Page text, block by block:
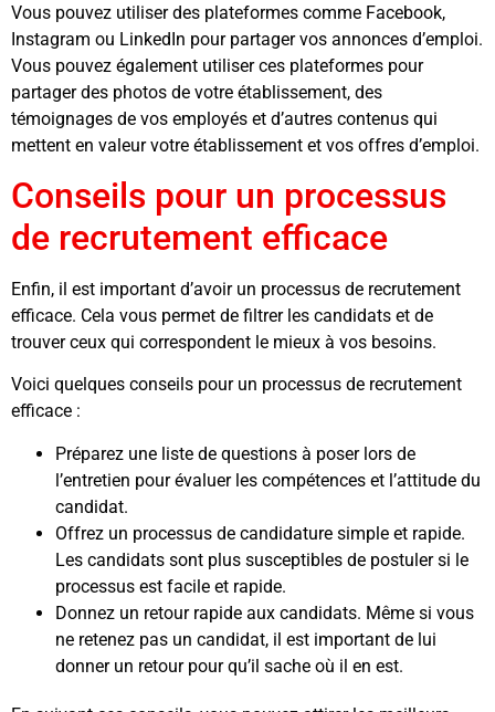
Vous pouvez utiliser des plateformes comme Facebook,
Instagram ou LinkedIn pour partager vos annonces d’emploi.
Vous pouvez également utiliser ces plateformes pour
partager des photos de votre établissement, des
témoignages de vos employés et d’autres contenus qui
mettent en valeur votre établissement et vos offres d’emploi.
Conseils pour un processus
de recrutement efficace
Enfin, il est important d’avoir un processus de recrutement
efficace. Cela vous permet de filtrer les candidats et de
trouver ceux qui correspondent le mieux à vos besoins.
Voici quelques conseils pour un processus de recrutement
efficace :
Préparez une liste de questions à poser lors de
l’entretien pour évaluer les compétences et l’attitude du
candidat.
Offrez un processus de candidature simple et rapide.
Les candidats sont plus susceptibles de postuler si le
processus est facile et rapide.
Donnez un retour rapide aux candidats. Même si vous
ne retenez pas un candidat, il est important de lui
donner un retour pour qu’il sache où il en est.